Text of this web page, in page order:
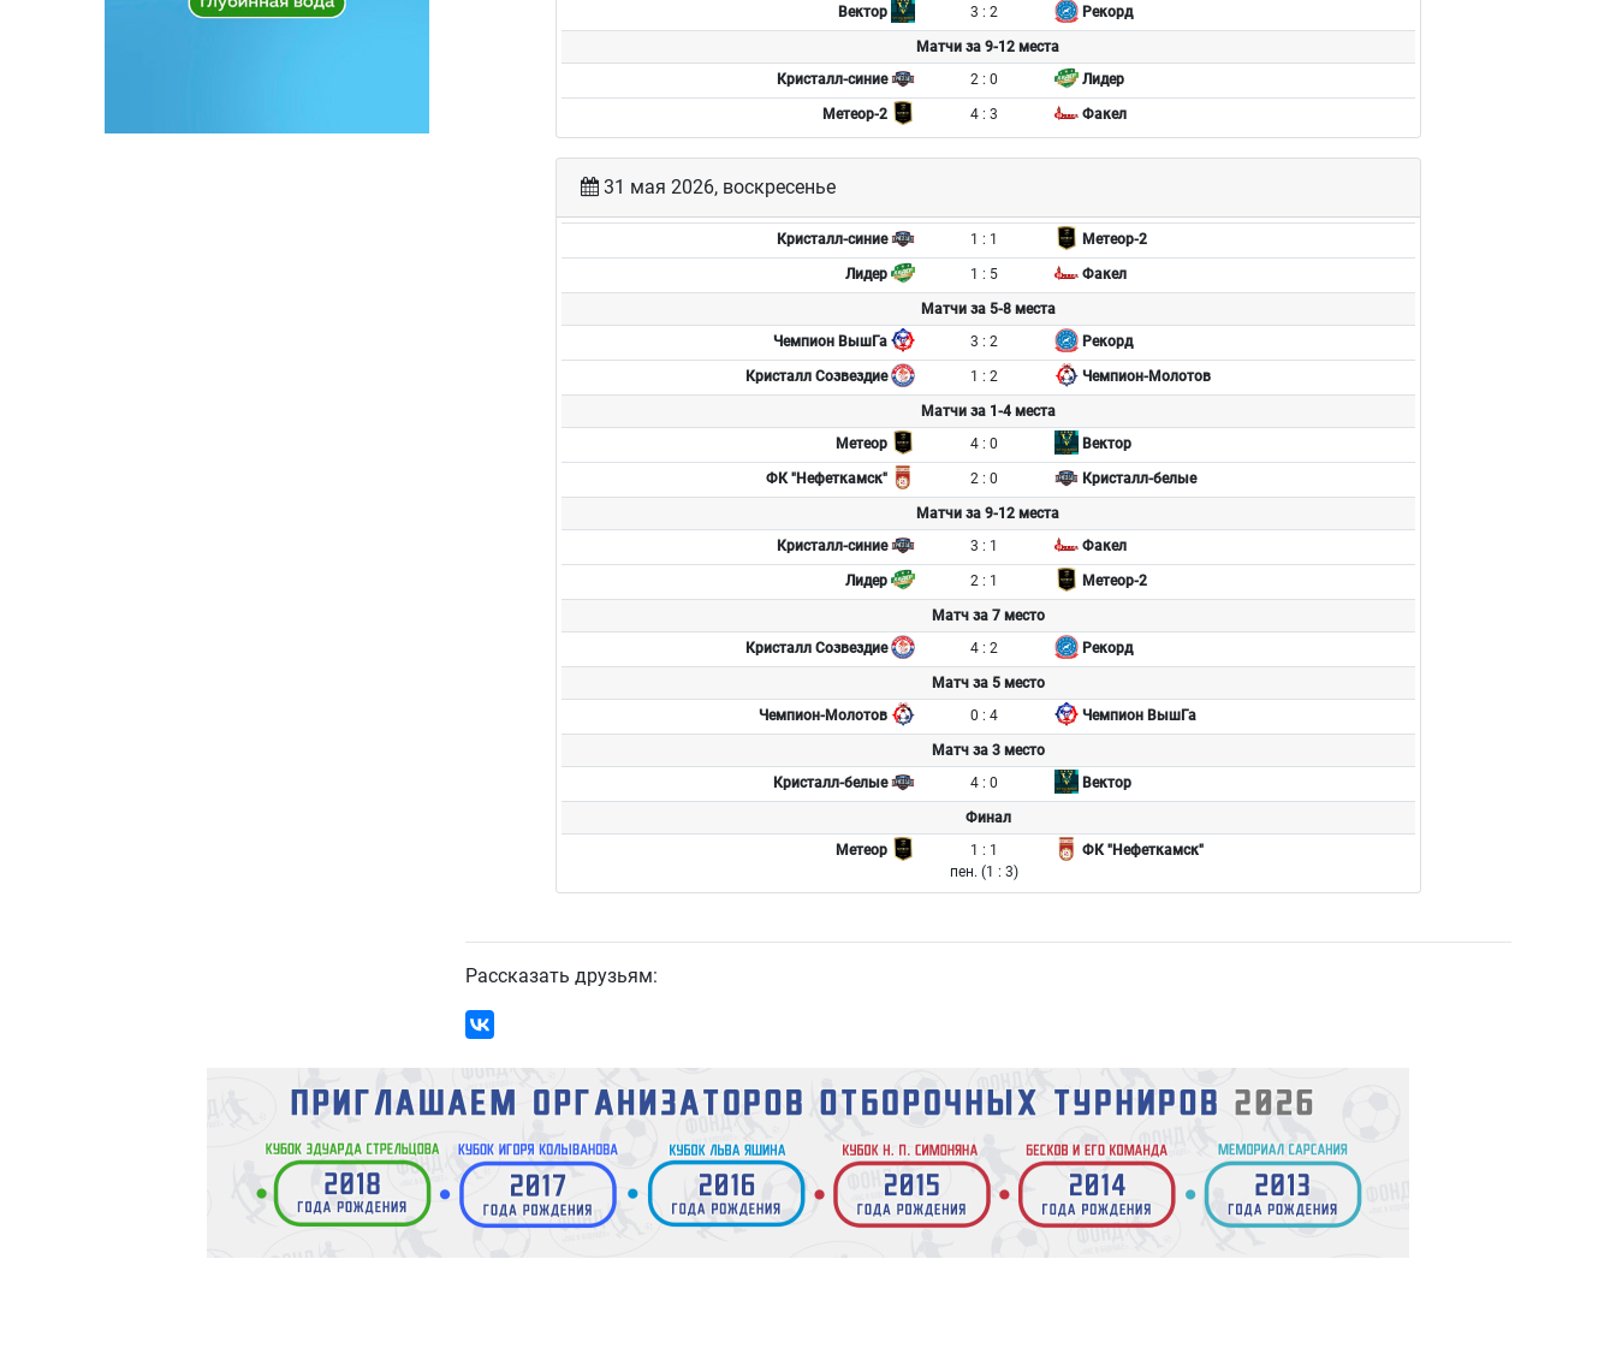
Вектор 3 : 2 Рекорд
Матчи за 9-12 места
Кристалл-синие
2 : 0 Лидер
Метеор-2 4 : 3 Факел
31 мая 2026, воскресенье
Кристалл-синие 1 : 1 Метеор-2
Лидер 1 : 5 Факел
Матчи за 5-8 места
Чемпион ВышГа
3 : 2 Рекорд
Кристалл Созвездие 1 : 2 Чемпион-Молотов
Матчи за 1-4 места
Метеор
4 : 0 Вектор
ФК "Нефеткамск" 2 : 0 Кристалл-белые
Матчи за 9-12 места
Кристалл-синие
3 : 1 Факел
Лидер 2 : 1 Метеор-2
Матч за 7 место
Кристалл Созвездие
4 : 2 Рекорд
Матч за 5 место
Чемпион-Молотов
0 : 4 Чемпион ВышГа
Матч за 3 место
Кристалл-белые
4 : 0 Вектор
Финал
Метеор
1 : 1
пен. (1 : 3)
ФК "Нефеткамск"
Рассказать друзьям: